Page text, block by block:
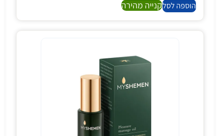
הוספה לסלקנייה מהירה